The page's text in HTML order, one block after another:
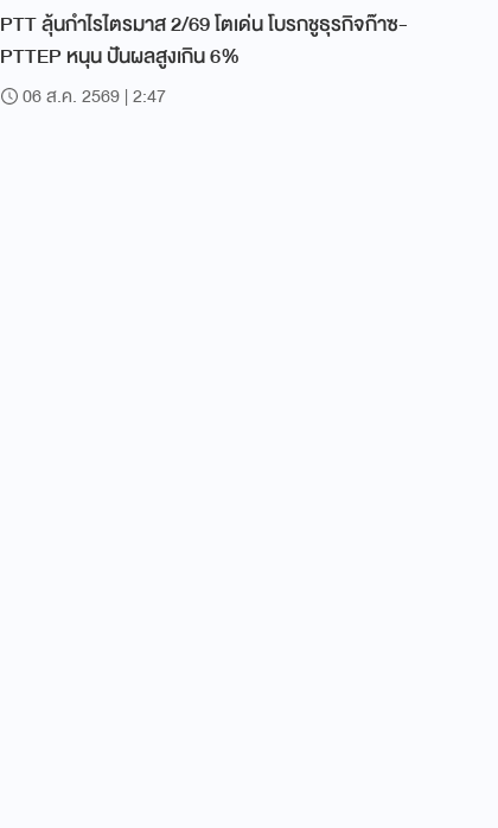
PTT ลุ้นกำไรไตรมาส 2/69 โตเด่น โบรกชูธุรกิจก๊าซ-
PTTEP หนุน ปันผลสูงเกิน 6%
06 ส.ค. 2569 | 2:47